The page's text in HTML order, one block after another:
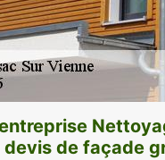
devis de façade